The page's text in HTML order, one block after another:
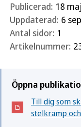
Publicerad: 18
Uppdaterad: 6
Antal sidor: 1
Artikelnummer:
Öppna
Till dig som
stelkramp
(Öppnas i